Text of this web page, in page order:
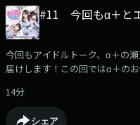
#11 今回もα＋と
今回もアイドルトーク、α＋の
届けします！この回ではα＋の
作品について伺います（放送で
い！）エイアイ界隈へのメッ
14分
シェア